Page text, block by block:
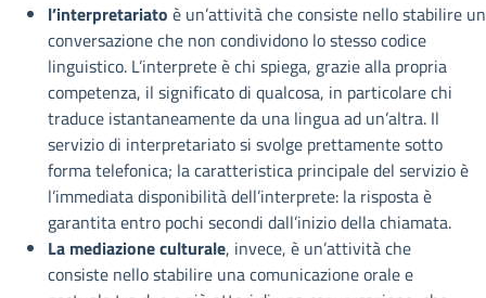
l’interpretariato è un’attività che consiste nello stabilire
conversazione che non condividono lo stesso codice
linguistico. L’interprete è chi spiega, grazie alla propria
competenza, il significato di qualcosa, in particolare chi
traduce istantaneamente da una lingua ad un’altra. Il
servizio di interpretariato si svolge prettamente sotto
forma telefonica; la caratteristica principale del servizio è
l’immediata disponibilità dell’interprete: la risposta è
garantita entro pochi secondi dall’inizio della chiamata.
La mediazione culturale, invece, è un’attività che
consiste nello stabilire una comunicazione orale e